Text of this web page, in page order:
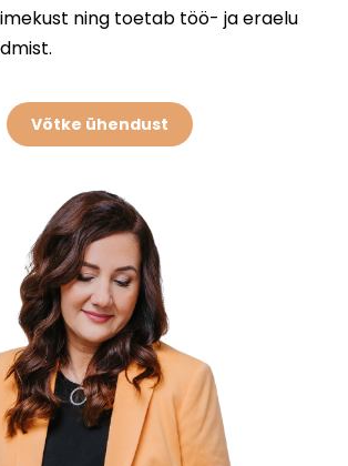
ning toetab töö- ja eraelu
Võtke ühendust